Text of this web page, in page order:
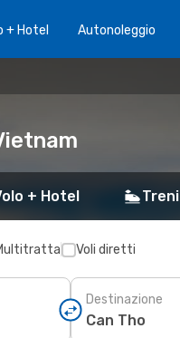
+ Hotel Autonoleggio
+ Hotel Treni
Voli diretti
Destinazione